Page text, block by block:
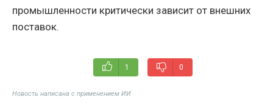
промышленности критически зависит от внешних
поставок.
1 0
Новость написана с применением ИИ